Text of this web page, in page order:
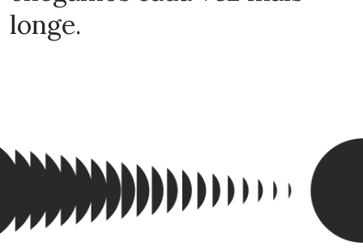
longe.